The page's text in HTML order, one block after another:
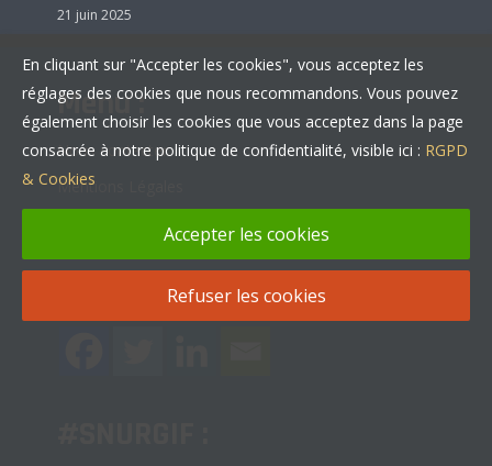
21 juin 2025
Menu :
Nous contacter
Mentions Légales
Partager :
En cliquant sur "Accepter les cookies", vous acceptez les
réglages des cookies que nous recommandons. Vous pouvez
également choisir les cookies que vous acceptez dans la page
consacrée à notre politique de confidentialité, visible ici : RGPD
& Cookies
Accepter les cookies
Refuser les cookies